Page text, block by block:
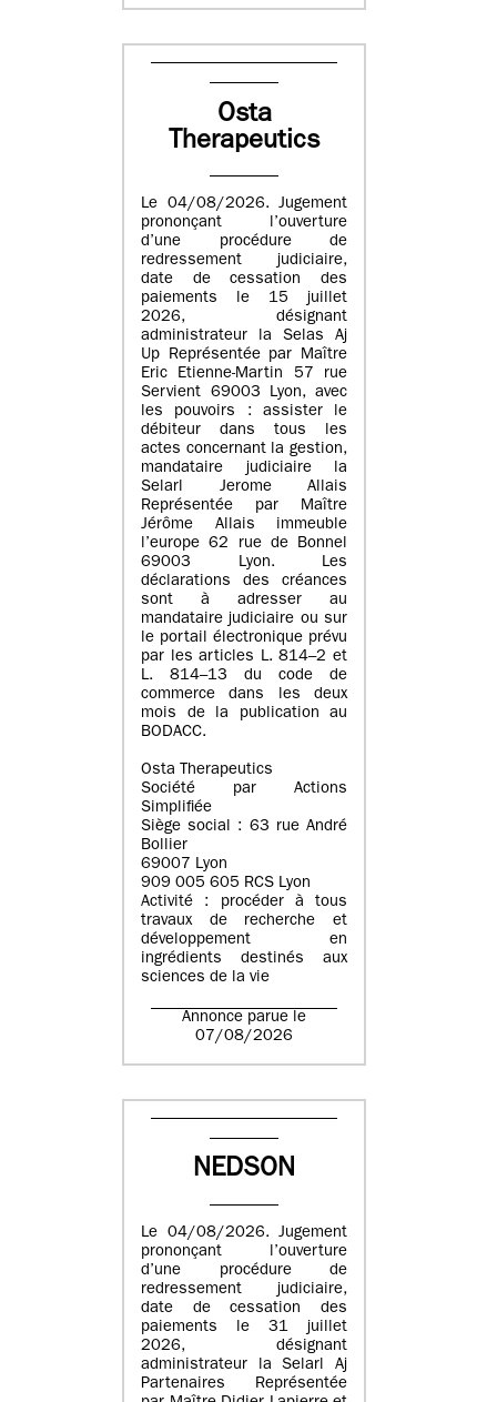
Osta
Therapeutics
Le 04/08/2026. Jugement
prononçant l’ouverture
d’une procédure de
redressement judiciaire,
date de cessation des
paiements le 15 juillet
2026, désignant
administrateur la Selas Aj
Up Représentée par Maître
Eric Etienne-Martin 57 rue
Servient 69003 Lyon, avec
les pouvoirs : assister le
débiteur dans tous les
actes concernant la gestion,
mandataire judiciaire la
Selarl Jerome Allais
Représentée par Maître
Jérôme Allais immeuble
l’europe 62 rue de Bonnel
69003 Lyon. Les
déclarations des créances
sont à adresser au
mandataire judiciaire ou sur
le portail électronique prévu
par les articles L. 814–2 et
L. 814–13 du code de
commerce dans les deux
mois de la publication au
BODACC.
Osta Therapeutics
Société par Actions
Simplifiée
Siège social : 63 rue André
Bollier
69007 Lyon
909 005 605 RCS Lyon
Activité : procéder à tous
travaux de recherche et
développement en
ingrédients destinés aux
sciences de la vie
Annonce parue le
07/08/2026
NEDSON
Le 04/08/2026. Jugement
prononçant l’ouverture
d’une procédure de
redressement judiciaire,
date de cessation des
paiements le 31 juillet
2026, désignant
administrateur la Selarl Aj
Partenaires Représentée